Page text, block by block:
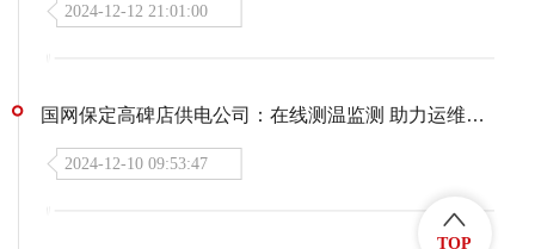
2024-12-12 21:01:00
国网保定高碑店供电公司：在线测温监测 助力运维水平提升
2024-12-10 09:53:47
TOP